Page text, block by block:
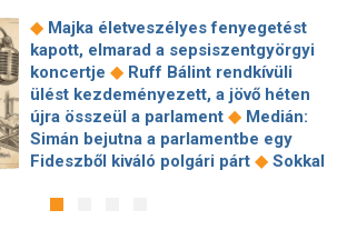
Meglepetés az albérletpiacon, nincs
roham ◆Hirtelen titkolózni kezdett a
Tisza a kegyelmi ügyekről◆
Egyszerre két köztársasági elnöke is
lehet Magyarországnak jövő hétre◆
Előnyben a Fradi a Górnik Zabrze
elleni El-selejtezős párharcban◆Itt a
csapattársa keres a legrosszabbul
projektekben magyar állami
tulajdonrészt fognak előírni ◆Orbán
Gáspár hatszor repült honvédségi
gépen Csádba és Nigerbe◆ Ismert
magyar utazási iroda ment csődbe,
bolgár biztosítóval hadakozhatnak az
utasok ◆Amerikai rakétákat is
zsákmányolt az előrenyomuló orosz
hadsereg
◆ Majka életveszélyes fenyegetést
kapott, elmarad a sepsiszentgyörgyi
koncertje ◆ Ruff Bálint rendkívüli
ülést kezdeményezett, a jövő héten
újra összeül a parlament ◆ Medián:
Simán bejutna a parlamentbe egy
Fideszből kiváló polgári párt ◆ Sokkal